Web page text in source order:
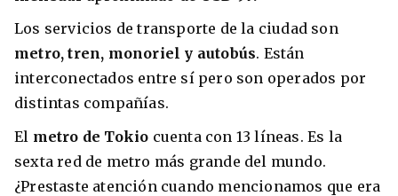
Los servicios de transporte de la ciudad son
metro, tren, monoriel y autobús. Están
interconectados entre sí pero son operados por
distintas compañías.
El metro de Tokio cuenta con 13 líneas. Es la
sexta red de metro más grande del mundo.
¿Prestaste atención cuando mencionamos que era